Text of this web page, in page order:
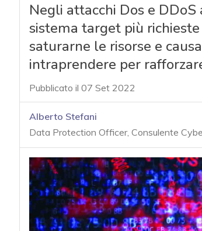
Negli attacchi Dos e
sistema target più
saturarne le risorse e
intraprendere per
Pubblicato il 07 Set 2022
Alberto Stefani
Data Protection Officer, Consulente